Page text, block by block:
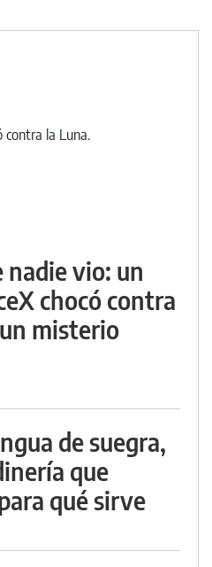
nadie vio: un
chocó contra
misterio
de suegra,
que
qué sirve